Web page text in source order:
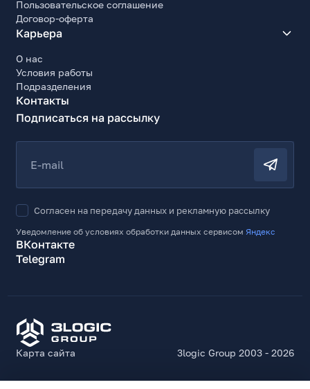
Пользовательское соглашение
Договор-оферта
Карьера
О нас
Условия работы
Подразделения
Контакты
Подписаться на рассылку
E-mail
Согласен на передачу данных и рекламную рассылку
Уведомление об условиях обработки данных сервисом Яндекс
ВКонтакте
Telegram
Карта сайта 3logic Group 2003 - 2026